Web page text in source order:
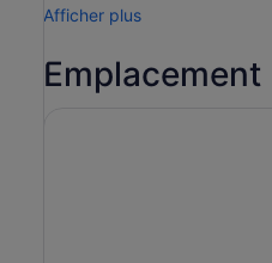
Commencez par un
magnifiquement arrangés et
Wagashi de saison.
Afficher plus
Emplacement